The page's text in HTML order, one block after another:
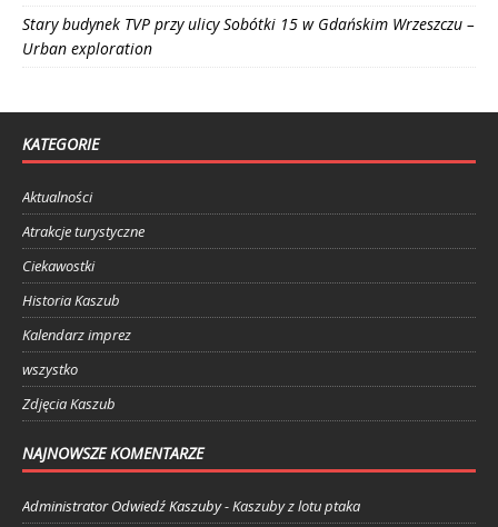
Stary budynek TVP przy ulicy Sobótki 15 w Gdańskim Wrzeszczu –
Urban exploration
KATEGORIE
Aktualności
Atrakcje turystyczne
Ciekawostki
Historia Kaszub
Kalendarz imprez
wszystko
Zdjęcia Kaszub
NAJNOWSZE KOMENTARZE
Administrator Odwiedź Kaszuby-Kaszuby z lotu ptaka